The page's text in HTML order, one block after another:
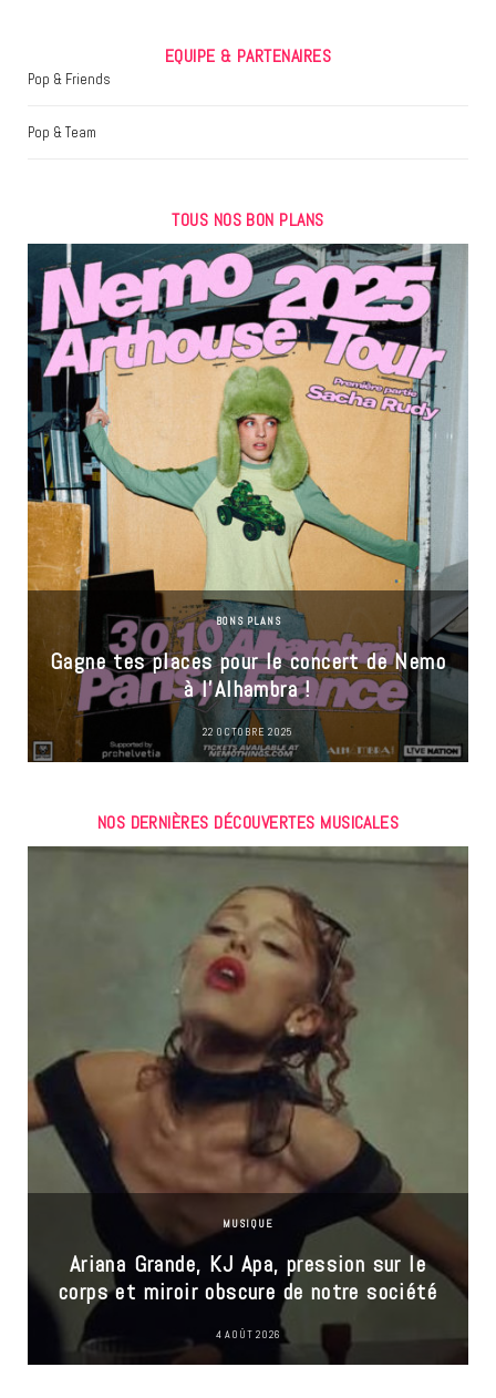
EQUIPE & PARTENAIRES
Pop & Friends
Pop & Team
TOUS NOS BON PLANS
BONS PLANS
Gagne tes places pour le concert de Nemo
à l’Alhambra !
22 OCTOBRE 2025
NOS DERNIÈRES DÉCOUVERTES MUSICALES
MUSIQUE
Ariana Grande, KJ Apa, pression sur le
corps et miroir obscure de notre société
4 AOÛT 2026